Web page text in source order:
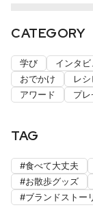
CATEGORY
学び インタビ
おでかけ
レ
アワード
プレ
TAG
食べて大丈夫
お散歩グッズ
ブランドストー